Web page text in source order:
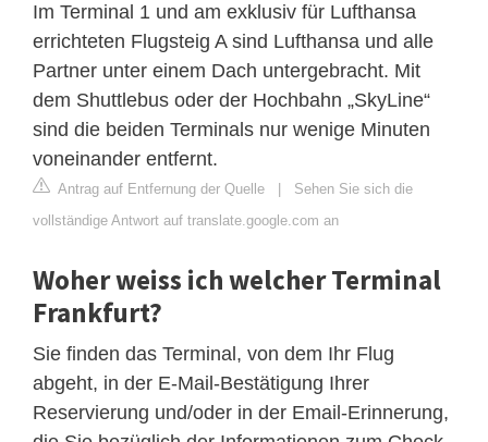
Im Terminal 1 und am exklusiv für Lufthansa
errichteten Flugsteig A sind Lufthansa und alle
Partner unter einem Dach untergebracht. Mit
dem Shuttlebus oder der Hochbahn „SkyLine“
sind die beiden Terminals nur wenige Minuten
voneinander entfernt.
Antrag auf Entfernung der Quelle
Sehen Sie sich die
vollständige Antwort auf translate.google.com an
Woher weiss ich welcher Terminal
Frankfurt?
Sie finden das Terminal, von dem Ihr Flug
abgeht, in der E-Mail-Bestätigung Ihrer
Reservierung und/oder in der Email-Erinnerung,